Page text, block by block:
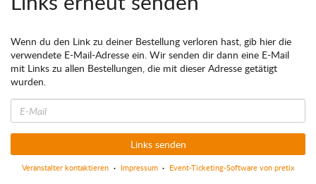
Wenn du den Link zu deiner Bestellung verloren hast, gib hier die
verwendete E-Mail-Adresse ein. Wir senden dir dann eine E-Mail
mit Links zu allen Bestellungen, die mit dieser Adresse getätigt
wurden.
E-
Mail
Links senden
Veranstalter kontaktieren Impressum Event-Ticketing-Software von pretix